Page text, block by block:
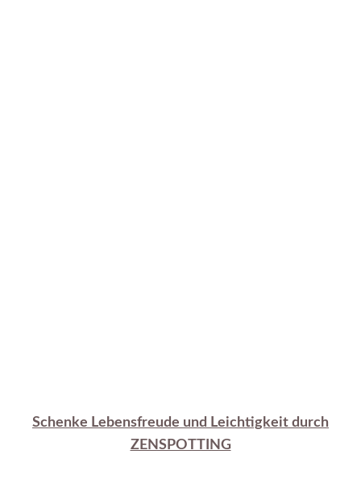
Schenke Lebensfreude und Leichtigkeit durch
ZENSPOTTING